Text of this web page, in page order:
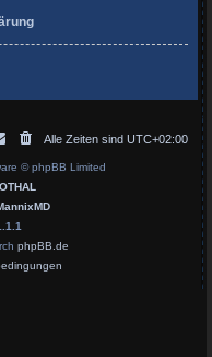
Alle Zeiten sind UTC+02:00
© phpBB Limited
phpBB.de